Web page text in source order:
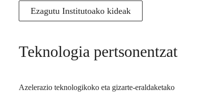
Ezagutu Institutoako kideak
Teknologia pertsonentzat
Azelerazio teknologikoko eta gizarte-eraldaketako